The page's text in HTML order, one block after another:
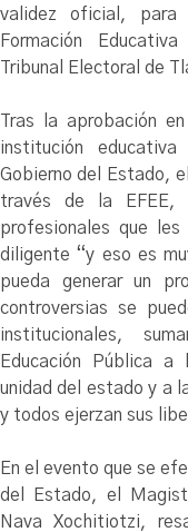
validez oficial, para
Formación
Tribunal Electoral de
Tras la aprobación
institución
Gobierno del Estado,
través de la EFEE,
profesionales que
diligente “y eso es
pueda generar un
controversias se
institucionales,
Educación Pública
unidad del estado y a
y todos ejerzan sus
En el evento que se
del Estado, el
Nava Xochitiotzi,